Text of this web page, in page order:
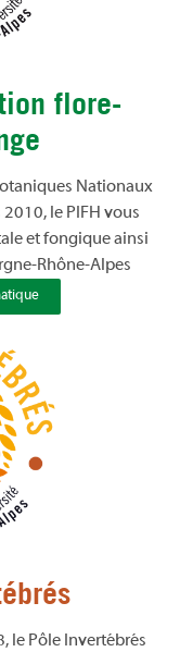
flore-
Nationaux
le PIFH vous
et fongique ainsi
Rhône-Alpes
le Pôle Invertébrés